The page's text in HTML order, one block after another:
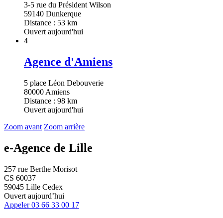
3-5 rue du Président Wilson
59140 Dunkerque
Distance : 53 km
Ouvert aujourd'hui
4
Agence d'Amiens
5 place Léon Debouverie
80000 Amiens
Distance : 98 km
Ouvert aujourd'hui
Zoom avant Zoom arrière
e-Agence de Lille
257 rue Berthe Morisot
CS 60037
59045 Lille Cedex
Ouvert aujourd’hui
Appeler 03 66 33 00 17